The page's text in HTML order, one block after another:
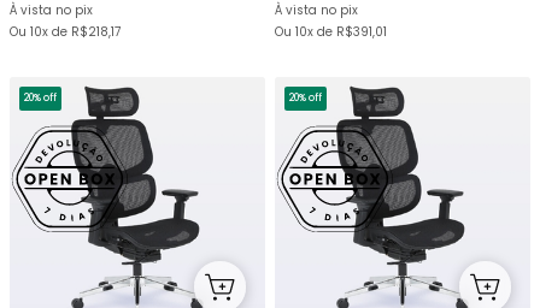
À vista no pix
Ou 10x de R$218,17
À vista no pix
Ou 10x de R$391,01
20% off 20% off